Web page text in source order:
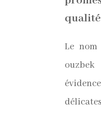
Le nom